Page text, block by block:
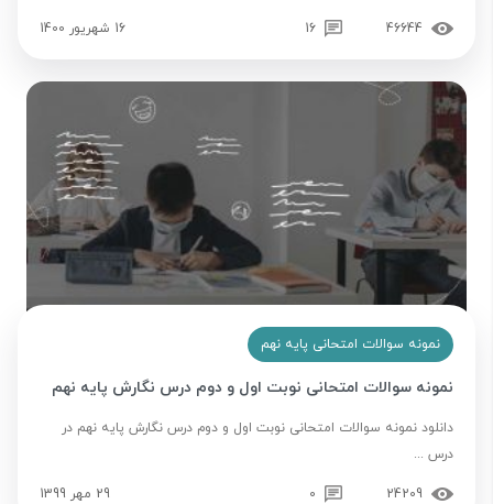
46644
16 16 شهریور 1400
نمونه سوالات امتحانی پایه نهم
نمونه سوالات امتحانی نوبت اول و دوم درس نگارش پایه نهم
دانلود نمونه سوالات امتحانی نوبت اول و دوم درس نگارش پایه نهم در
درس ...
24209
0 29 مهر 1399